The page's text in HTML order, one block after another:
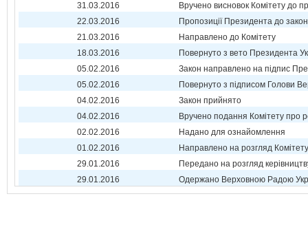
31.03.2016
Вручено висновок Комітету до
22.03.2016
Пропозиції Президента до
21.03.2016
Направлено до Комітету
18.03.2016
Повернуто з вето Президента
05.02.2016
Закон направлено на підпис
05.02.2016
Повернуто з підписом Голови
04.02.2016
Закон прийнято
04.02.2016
Вручено подання Комітету про
02.02.2016
Надано для ознайомлення
01.02.2016
Направлено на розгляд Комітету
29.01.2016
Передано на розгляд
29.01.2016
Одержано Верховною Радою